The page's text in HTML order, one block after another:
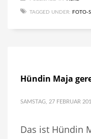
TAGGED UNDER: FOTO-
Hündin Maja
SAMSTAG, 27 FEBRUAR
Das ist Hündin